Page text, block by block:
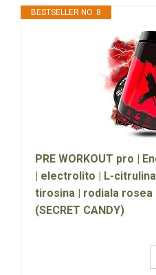
BESTSELLER NO. 8
PRE WORKOUT pro |
| electrolito | L-
tirosina | rodiala rosea
(SECRET CANDY)